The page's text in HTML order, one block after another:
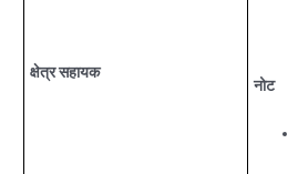
क्षेत्र सहायक
नोट